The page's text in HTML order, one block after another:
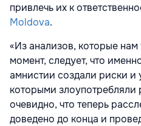
привлечь их к
Moldova.
«Из анализов, которые нам
момент, следует, что
амнистии создали риски и
которыми
очевидно, что теперь
доведено до конца и